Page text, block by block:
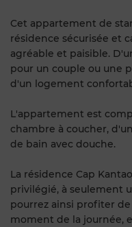
Cet appartement de
résidence sécurisée et
agréable et paisible.
pour un couple ou une
d'un logement
L'appartement est
chambre à coucher,
de bain avec douche.
La résidence Cap
privilégié, à seulement
pourrez ainsi profiter
moment de la journée,